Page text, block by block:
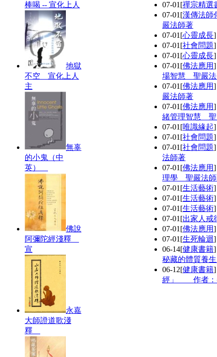
棒喝 -- 宣化上人
地獄
不空 宣化上人
主
無辜
的小鬼（中
英）
佛說
阿彌陀經淺釋
宣
永嘉
大師證道歌淺
釋
07-01 [禪宗精選
07-01 [漢傳法師
嚴法師著
07-01 [心靈成長
07-01 [社會問題
07-01 [心靈成長
07-01 [佛法應用
場智慧 聖嚴
07-01 [佛法應用
嚴法師著
07-01 [佛法應用
緒管理智慧
07-01 [唯識緣起
07-01 [社會問題
07-01 [社會問題
法師著
07-01 [佛法應用
理學 聖嚴法
07-01 [生活藝術
07-01 [生活藝術
07-01 [生活藝術
07-01 [出家人戒
07-01 [佛法應用
07-01 [生死輪迴
06-14[健康書籍
秘藏的體質養
06-12[健康書籍
經」 作者：